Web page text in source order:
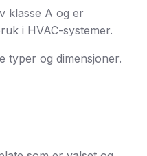
klasse A og er
i HVAC-systemer.
typer og dimensjoner.